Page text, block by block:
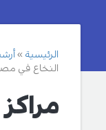
الرئيسية
النخاع في